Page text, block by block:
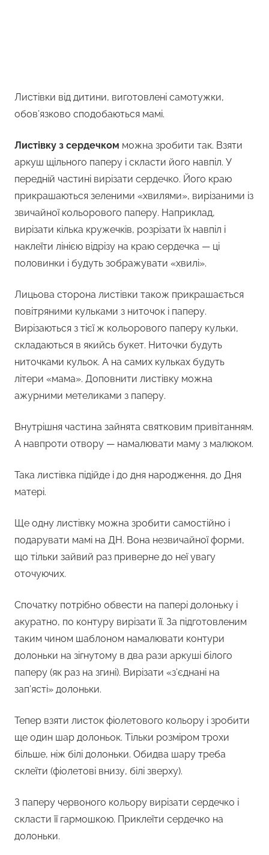
Листівки від дитини, виготовлені самотужки,
обов’язково сподобаються мамі.
Листівку з сердечком можна зробити так. Взяти
аркуш щільного паперу і скласти його навпіл. У
передній частині вирізати сердечко. Його краю
прикрашаються зеленими «хвилями», вирізаними із
звичайної кольорового паперу. Наприклад,
вирізати кілька кружечків, розрізати їх навпіл і
наклеїти лінією відрізу на краю сердечка — ці
половинки і будуть зображувати «хвилі».
Лицьова сторона листівки також прикрашається
повітряними кульками з ниточок і паперу.
Вирізаються з тієї ж кольорового паперу кульки,
складаються в якийсь букет. Ниточки будуть
ниточками кульок. А на самих кульках будуть
літери «мама». Доповнити листівку можна
ажурними метеликами з паперу.
Внутрішня частина зайнята святковим привітанням.
А навпроти отвору — намалювати маму з малюком.
Така листівка підійде і до дня народження, до Дня
матері.
Ще одну листівку можна зробити самостійно і
подарувати мамі на ДН. Вона незвичайної форми,
що тільки зайвий раз приверне до неї увагу
оточуючих.
Спочатку потрібно обвести на папері долоньку і
акуратно, по контуру вирізати її. За підготовленим
таким чином шаблоном намалювати контури
долоньки на зігнутому в два рази аркуші білого
паперу (як раз на згині). Вирізати «з’єднані на
зап’ясті» долоньки.
Тепер взяти листок фіолетового кольору і зробити
ще один шар долоньок. Тільки розміром трохи
більше, ніж білі долоньки. Обидва шару треба
склеїти (фіолетові внизу, білі зверху).
З паперу червоного кольору вирізати сердечко і
скласти її гармошкою. Приклеїти сердечко на
долоньки.